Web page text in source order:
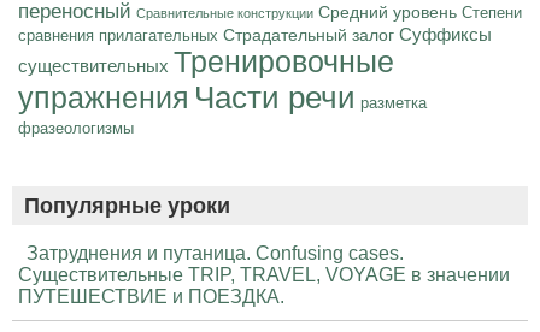
переносный Сравнительные конструкции Средний уровень Степени
сравнения прилагательных Страдательный залог Суффиксы
существительных Тренировочные
упражнения Части речи разметка
фразеологизмы
Популярные уроки
Затруднения и путаница. Confusing cases.
Существительные TRIP, TRAVEL, VOYAGE в значении
ПУТЕШЕСТВИЕ и ПОЕЗДКА.